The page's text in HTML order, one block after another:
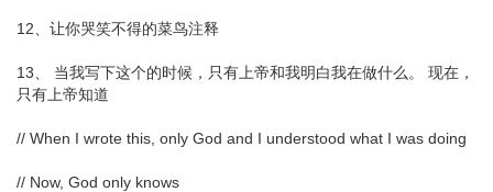
12、让你哭笑不得的菜鸟注释
13、 当我写下这个的时候，只有上帝和我明白我在做什么。 现在，
只有上帝知道
// When I wrote this, only God and I understood what I was doing
// Now, God only knows